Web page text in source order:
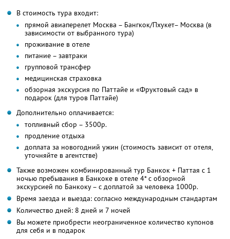
В стоимость тура входит:
прямой авиаперелет Москва – Бангкок/Пхукет– Москва (в
зависимости от выбранного тура)
проживание в отеле
питание – завтраки
групповой трансфер
медицинская страховка
обзорная экскурсия по Паттайе и «Фруктовый сад» в
подарок (для туров Паттайе)
Дополнительно оплачивается:
топливный сбор – 3500р.
продление отдыха
доплата за новогодний ужин (стоимость зависит от отеля,
уточняйте в агентстве)
Также возможен комбинированный тур Банкок + Паттая с 1
ночью пребывания в Банкоке в отеле 4* с обзорной
экскурсией по Банкоку – с доплатой за человека 1000р.
Время заезда и выезда: согласно международным стандартам
Количество дней: 8 дней и 7 ночей
Вы можете приобрести неограниченное количество купонов
для себя и в подарок